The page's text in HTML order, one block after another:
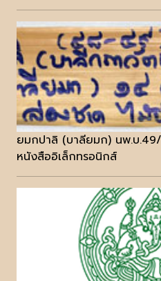
ยมกปาลิ (บาลียมก) นพ.บ
หนังสืออิเล็กทรอนิกส์